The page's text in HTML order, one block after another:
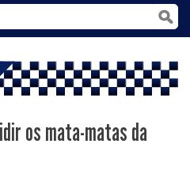
os mata-matas da